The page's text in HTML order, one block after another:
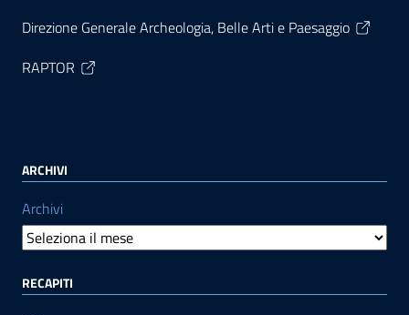
Direzione Generale Archeologia, Belle Arti e Paesaggio
RAPTOR
ARCHIVI
Archivi
RECAPITI